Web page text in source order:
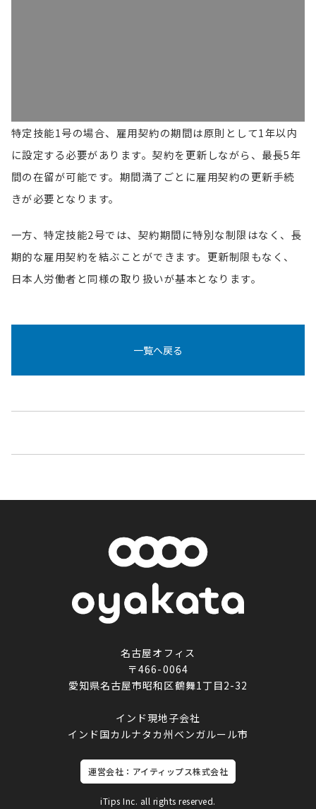
特定技能1号の場合、雇用契約の期間は原則として1年以内
に設定する必要があります。契約を更新しながら、最長5年
間の在留が可能です。期間満了ごとに雇用契約の更新手続
きが必要となります。
一方、特定技能2号では、契約期間に特別な制限はなく、長
期的な雇用契約を結ぶことができます。更新制限もなく、
日本人労働者と同様の取り扱いが基本となります。
一覧へ戻る
名古屋オフィス
〒466-0064
愛知県名古屋市昭和区鶴舞1丁目2-32
インド現地子会社
インド国カルナタカ州ベンガルール市
運営会社：アイティップス株式会社
iTips Inc. all rights reserved.